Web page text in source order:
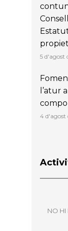
5 d'agost
l’atur
4 d'agost
NO HI